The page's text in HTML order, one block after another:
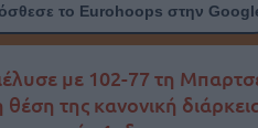
το Eurohoops στην
με 102-77 τη
της κανονική